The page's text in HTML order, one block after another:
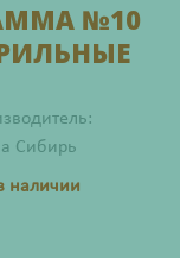
№10
Сибирь
наличии